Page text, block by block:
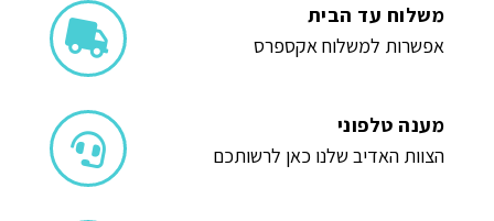
משלוח עד הבית
אפשרות למשלוח אקספרס
מענה טלפוני
הצוות האדיב שלנו כאן לרשותכם